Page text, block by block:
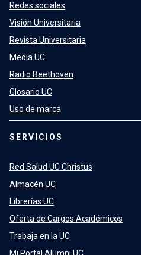
Redes sociales
Visión Universitaria
Revista Universitaria
Media UC
Radio Beethoven
Glosario UC
Uso de marca
SERVICIOS
Red Salud UC Christus
Almacén UC
Librerías UC
Oferta de Cargos Académicos
Trabaja en la UC